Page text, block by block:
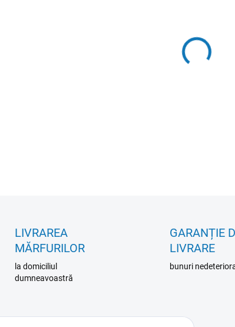
LIVRAREA
MĂRFURILOR
la domiciliul
dumneavoastră
GARANȚIE
LIVRARE
bunuri